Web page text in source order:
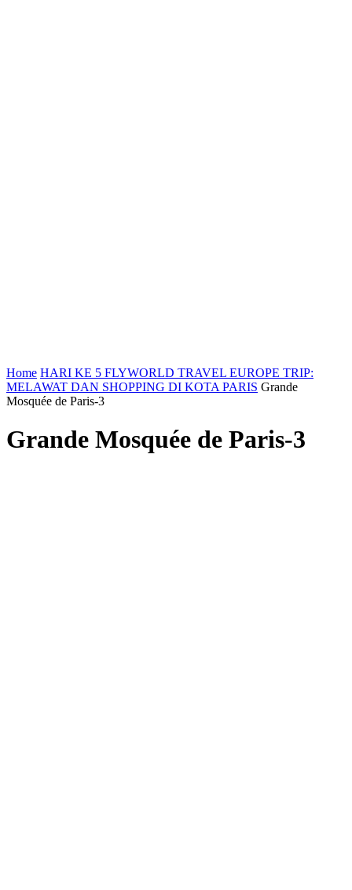
Home HARI KE 5 FLYWORLD TRAVEL EUROPE TRIP:
MELAWAT DAN SHOPPING DI KOTA PARIS Grande
Mosquée de Paris-3
Grande Mosquée de Paris-3